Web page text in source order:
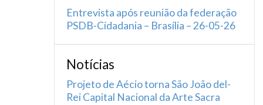
Entrevista após reunião da federação
PSDB-Cidadania – Brasília – 26-05-26
Notícias
Projeto de Aécio torna São João del-
Rei Capital Nacional da Arte Sacra